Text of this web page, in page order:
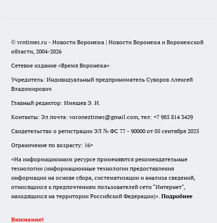
© vrntimes.ru - Новости Воронежа | Новости Воронежа и Воронежской
области, 2004-2026
Сетевое издание «Время Воронежа»
Учредитель: Индивидуальный предприниматель Суворов Алексей
Владимирович
Главный редактор: Имешев Э. И.
Контакты: Эл.почта: voroneztimes@gmail.com, тел: +7 985 814 3429
Свидетельство о регистрации ЭЛ № ФС 77 - 90000 от 05 сентября 2025
Ограничение по возрасту: 16+
«На информационном ресурсе применяются рекомендательные
технологии (информационные технологии предоставления
информации на основе сбора, систематизации и анализа сведений,
относящихся к предпочтениям пользователей сети "Интернет",
находящихся на территории Российской Федерации)». Подробнее
Внимание!